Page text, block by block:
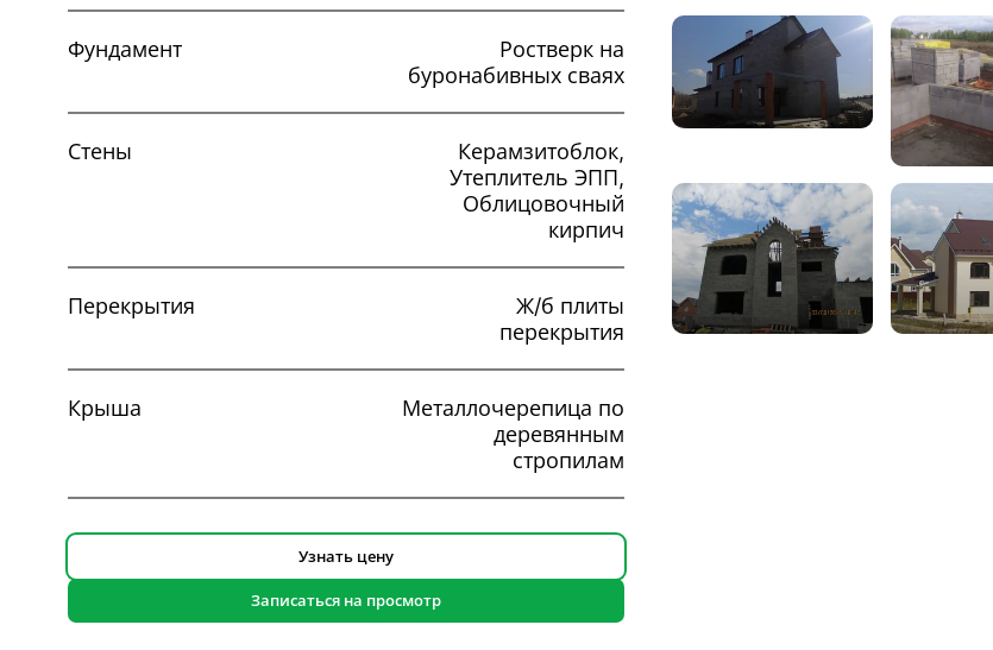
Фундамент
Ростверк на
буронабивных сваях
Стены
Керамзитоблок,
Утеплитель ЭПП,
Облицовочный
кирпич
Перекрытия
Ж/б плиты
перекрытия
Крыша
Металлочерепица по
деревянным
стропилам
Узнать цену
Записаться на просмотр